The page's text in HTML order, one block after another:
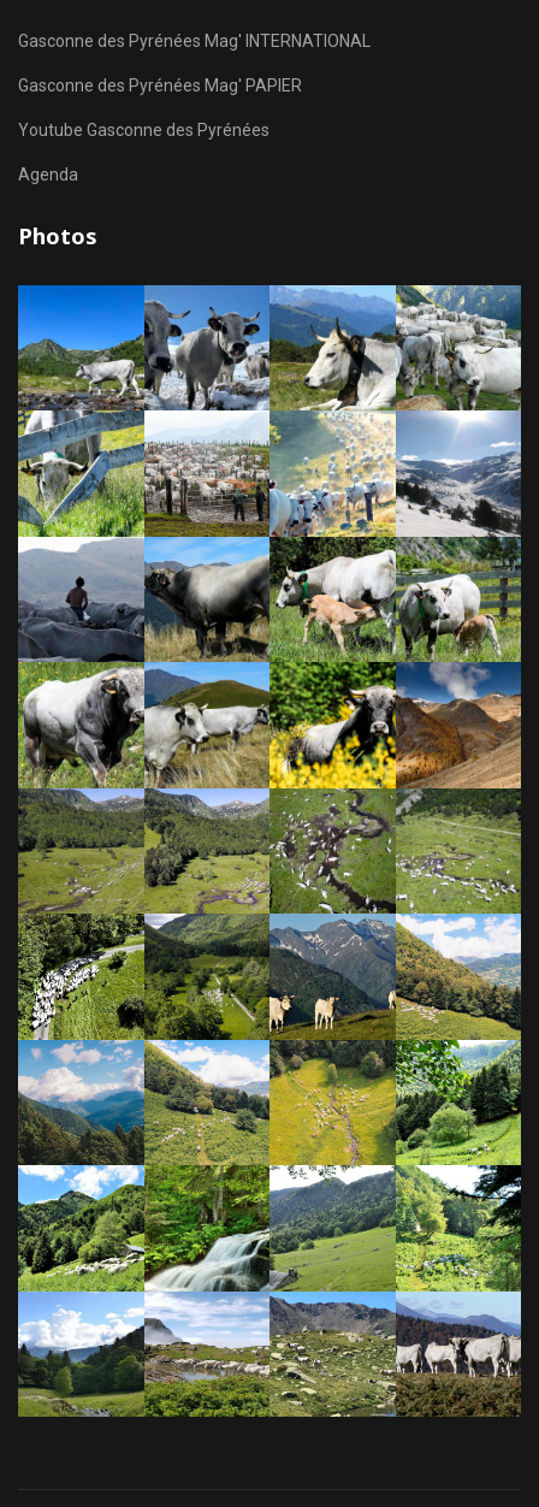
Gasconne des Pyrénées Mag' INTERNATIONAL
Gasconne des Pyrénées Mag' PAPIER
Youtube Gasconne des Pyrénées
Agenda
Photos